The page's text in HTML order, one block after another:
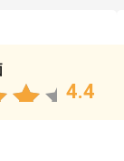
4.4